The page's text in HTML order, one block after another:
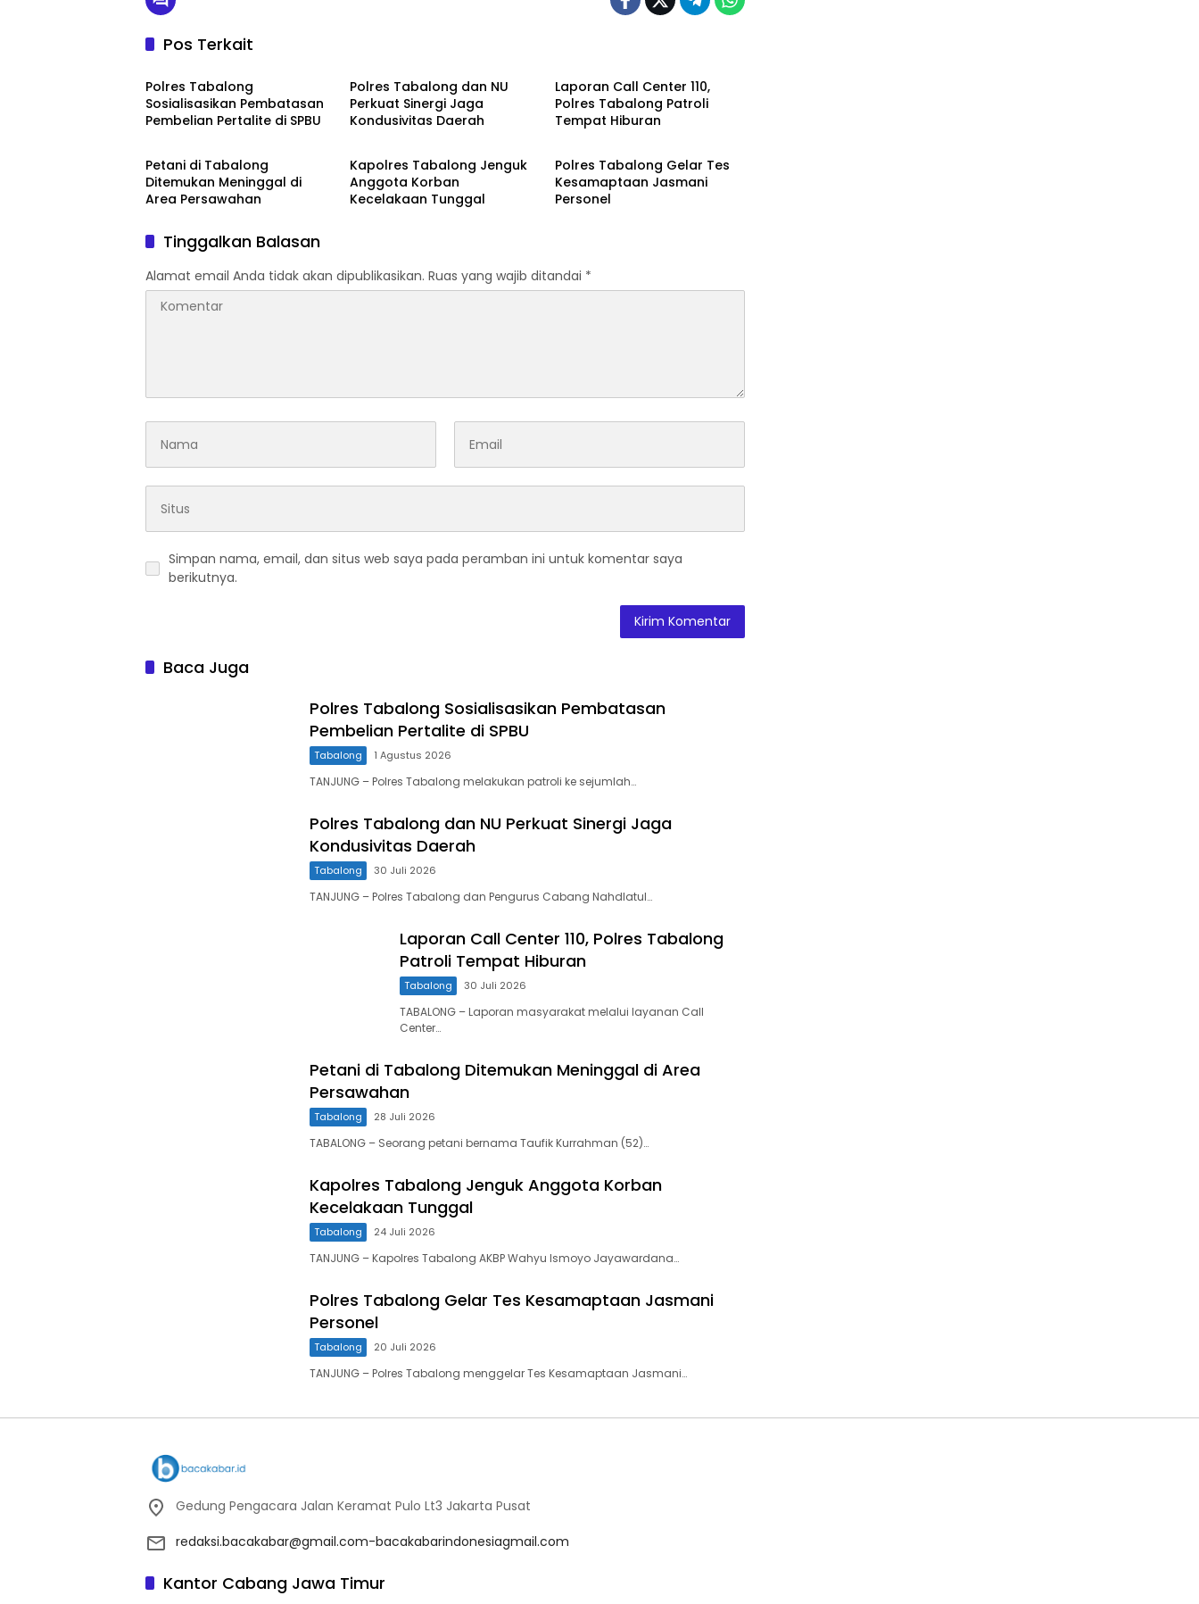
Pos Terkait
Tabalong
Polres Tabalong
Sosialisasikan Pembatasan
Pembelian Pertalite di SPBU
Polres Tabalong dan NU
Perkuat Sinergi Jaga
Kondusivitas Daerah
Laporan Call Center 110,
Polres Tabalong Patroli
Tempat Hiburan
Tabalong
Petani di Tabalong
Ditemukan Meninggal di
Area Persawahan
Tabalong
Kapolres Tabalong Jenguk
Anggota Korban
Kecelakaan Tunggal
Tabalong
Polres Tabalong Gelar Tes
Kesamaptaan Jasmani
Personel
Tinggalkan Balasan
Alamat email Anda tidak akan dipublikasikan. Ruas yang wajib ditandai *
Simpan nama, email, dan situs web saya pada peramban ini untuk komentar saya
berikutnya.
Baca Juga
Polres Tabalong Sosialisasikan Pembatasan
Pembelian Pertalite di SPBU
Tabalong 1 Agustus 2026
TANJUNG – Polres Tabalong melakukan patroli ke sejumlah…
Polres Tabalong dan NU Perkuat Sinergi Jaga
Kondusivitas Daerah
Tabalong 30 Juli 2026
TANJUNG – Polres Tabalong dan Pengurus Cabang Nahdlatul…
Laporan Call Center 110, Polres Tabalong
Patroli Tempat Hiburan
Tabalong 30 Juli 2026
TABALONG – Laporan masyarakat melalui layanan Call
Center…
Petani di Tabalong Ditemukan Meninggal di Area
Persawahan
Tabalong 28 Juli 2026
TABALONG – Seorang petani bernama Taufik Kurrahman (52)…
Kapolres Tabalong Jenguk Anggota Korban
Kecelakaan Tunggal
Tabalong 24 Juli 2026
TANJUNG – Kapolres Tabalong AKBP Wahyu Ismoyo Jayawardana…
Polres Tabalong Gelar Tes Kesamaptaan Jasmani
Personel
Tabalong 20 Juli 2026
TANJUNG – Polres Tabalong menggelar Tes Kesamaptaan Jasmani…
Gedung Pengacara Jalan Keramat Pulo Lt3 Jakarta Pusat
redaksi.bacakabar@gmail.com-bacakabarindonesiagmail.com
Kantor Cabang Jawa Timur